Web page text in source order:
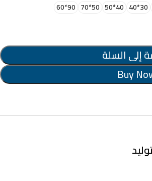
30*40
40*50
50*70
90*60
إلى السلة
Buy